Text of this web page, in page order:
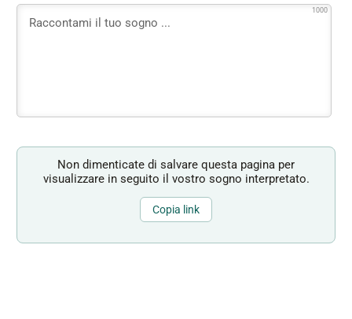
1000
Non dimenticate di salvare questa pagina per
visualizzare in seguito il vostro sogno interpretato.
Copia link